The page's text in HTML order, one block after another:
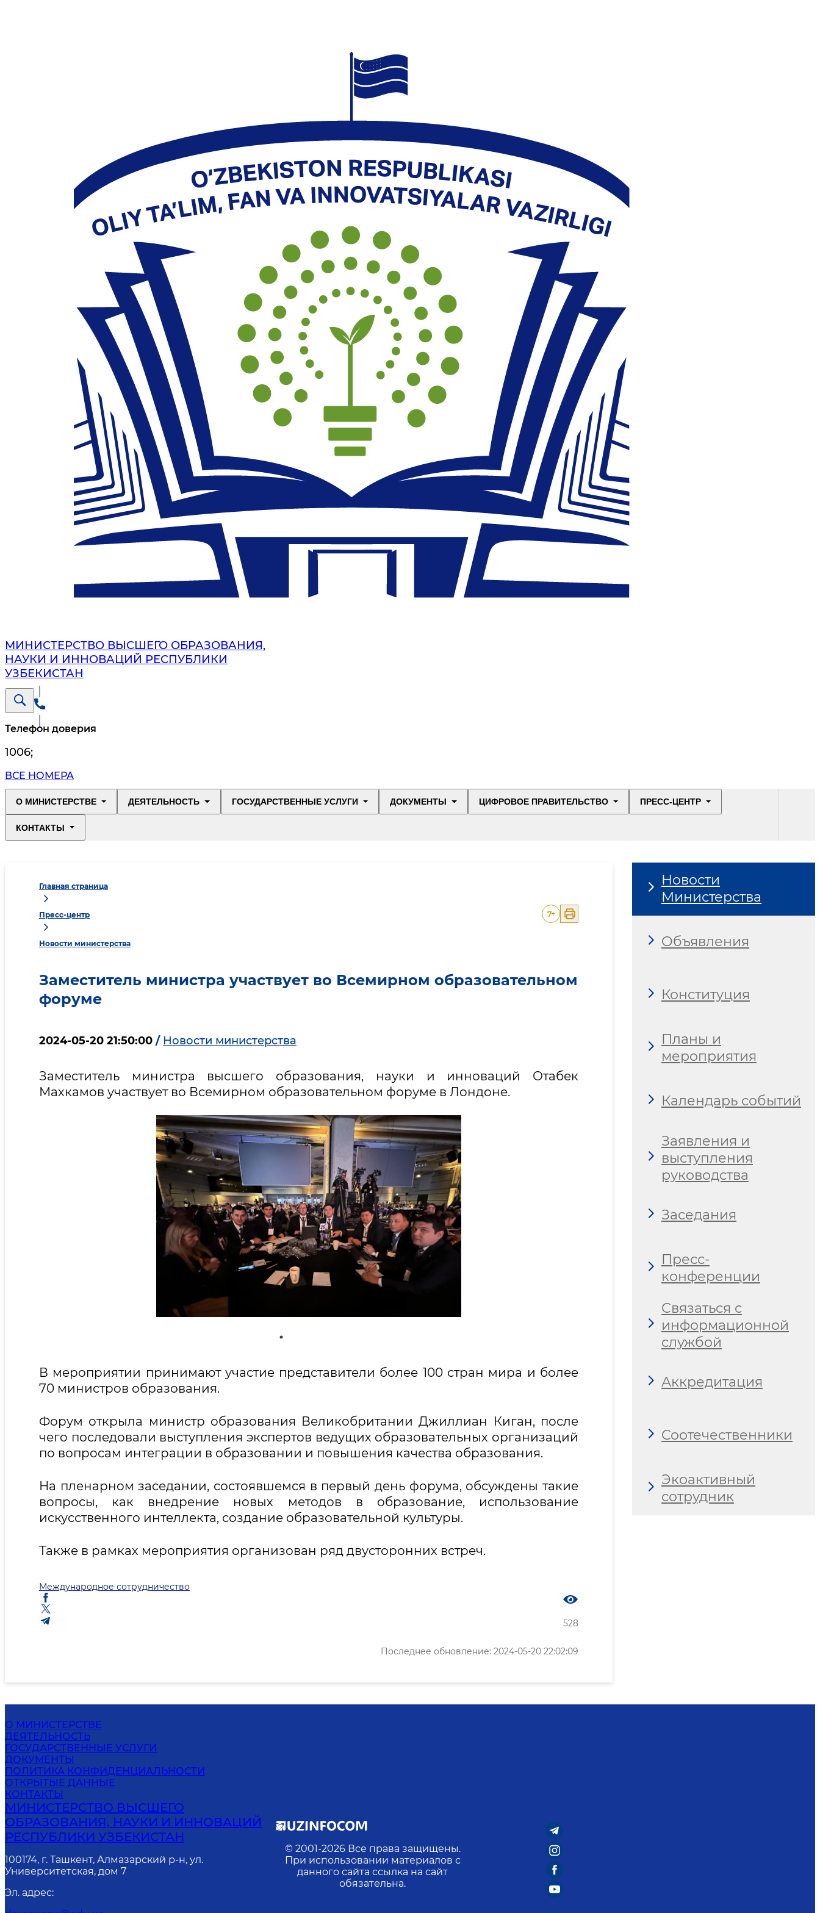
МИНИСТЕРСТВО ВЫСШЕГО ОБРАЗОВАНИЯ,
НАУКИ И ИННОВАЦИЙ РЕСПУБЛИКИ
УЗБЕКИСТАН
Телефон доверия
1006;
ВСЕ НОМЕРА
О МИНИСТЕРСТВЕ ДЕЯТЕЛЬНОСТЬ ГОСУДАРСТВЕННЫЕ УСЛУГИ ДОКУМЕНТЫ ЦИФРОВОЕ ПРАВИТЕЛЬСТВО ПРЕСС-ЦЕНТР
КОНТАКТЫ
Главная страница
Пресс-центр
Новости министерства
7+
Заместитель министра участвует во Всемирном образовательном
форуме
2024-05-20 21:50:00 / Новости министерства
Заместитель министра высшего образования, науки и инноваций Отабек
Махкамов участвует во Всемирном образовательном форуме в Лондоне.
В мероприятии принимают участие представители более 100 стран мира и более
70 министров образования.
Форум открыла министр образования Великобритании Джиллиан Киган, после
чего последовали выступления экспертов ведущих образовательных организаций
по вопросам интеграции в образовании и повышения качества образования.
На пленарном заседании, состоявшемся в первый день форума, обсуждены такие
вопросы, как внедрение новых методов в образование, использование
искусственного интеллекта, создание образовательной культуры.
Также в рамках мероприятия организован ряд двусторонних встреч.
Международное сотрудничество
528
Последнее обновление: 2024-05-20 22:02:09
Новости
Министерства
Объявления
Конституция
Планы и
мероприятия
Календарь событий
Заявления и
выступления
руководства
Заседания
Пресс-
конференции
Связаться с
информационной
службой
Аккредитация
Соотечественники
Экоактивный
сотрудник
О МИНИСТЕРСТВЕ
ДЕЯТЕЛЬНОСТЬ
ГОСУДАРСТВЕННЫЕ УСЛУГИ
ДОКУМЕНТЫ
ПОЛИТИКА КОНФИДЕНЦИАЛЬНОСТИ
ОТКРЫТЫЕ ДАННЫЕ
КОНТАКТЫ
МИНИСТЕРСТВО ВЫСШЕГО
ОБРАЗОВАНИЯ, НАУКИ И ИННОВАЦИЙ
РЕСПУБЛИКИ УЗБЕКИСТАН
100174, г. Ташкент, Алмазарский р-н, ул.
Университетская, дом 7
Эл. адрес:
© 2001-2026 Все права защищены.
При использовании материалов с
данного сайта ссылка на сайт
обязательна.